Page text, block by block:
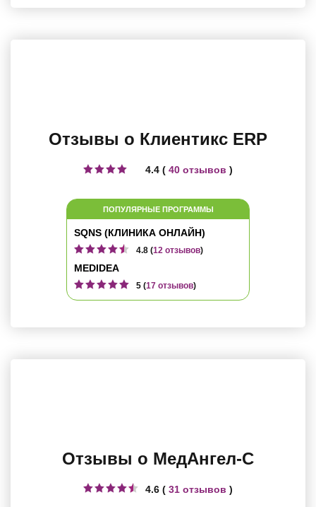
Отзывы о Клиентикс ERP
4.4 ( 40 отзывов )
ПОПУЛЯРНЫЕ ПРОГРАММЫ
SQNS (КЛИНИКА ОНЛАЙН)
4.8 (12 отзывов)
MEDIDEA
5 (17 отзывов)
Отзывы о МедАнгел-С
4.6 ( 31 отзывов )